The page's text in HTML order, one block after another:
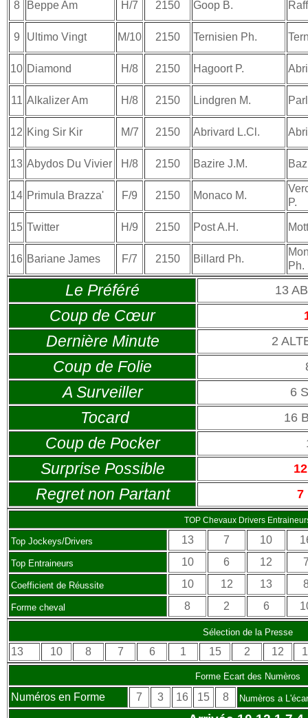
8 Beppe Am H/7 2150 Goop B.
9 Ultimo Vingt M/10 2150 Ternisien Ph.
10 Diamond H/8 2150 Hagoort P.
11 Alkalizer Am H/8 2150 Lindgren M.
12 King Sir Kir M/7 2150 Abrivard L.Cl.
13 Abydos Du Vivier H/8 2150 Bazire J.M.
14 Primula Brazza' F/9 2150 Monaco M.
P.
15 Twitter H/9 2150 Post A.H.
16 Bariane James F/7 2150 Billard Ph.
Ph.
Le Préféré 13
Coup de Cœur
Dernière Minute 2
Coup de Folie
A Surveiller 6
Tocard 16
Coup de Pocker
Surprise Possible
Regret non Partant 7
TOP Chevaux Drivers
Top Jockeys/Drivers 13 7 10
Top Entraineurs 10 6 12
Coefficient de Réussite 10 12 13
Forme cheval 8 2 6
Sélection de la Presse
13 10 8 7 6 1 15 2 12
Forme Ecart des Numèros
Numéros en Forme 7 3 16 15 8 Numèros a